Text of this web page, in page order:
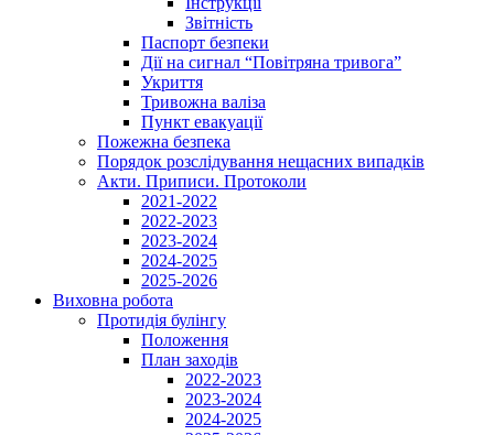
Звітність
Паспорт безпеки
Дії на сигнал “Повітряна тривога”
Укриття
Тривожна валіза
Пункт евакуації
Пожежна безпека
Порядок розслідування нещасних випадків
Акти. Приписи. Протоколи
2021-2022
2022-2023
2023-2024
2024-2025
2025-2026
Виховна робота
Протидія булінгу
Положення
План заходів
2022-2023
2023-2024
2024-2025